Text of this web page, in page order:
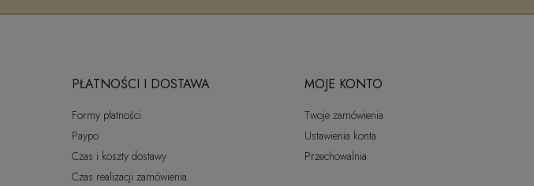
PŁATNOŚCI I DOSTAWA
Formy płatności
Paypo
Czas i koszty dostawy
Czas realizacji zamówienia
MOJE KONTO
Twoje zamówienia
Ustawienia konta
Przechowalnia